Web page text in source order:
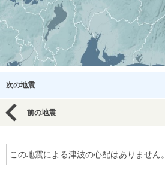
次の地震
前の地震
この地震による津波の心配はありません。